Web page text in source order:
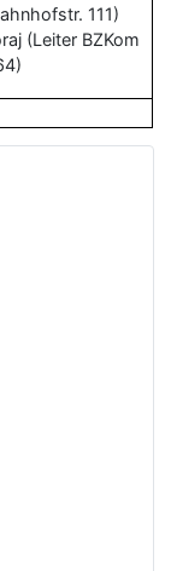
Dienststellen -
111)
(Leiter BZKom